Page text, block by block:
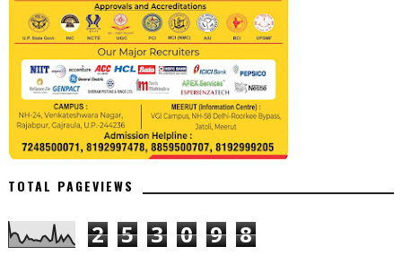
TOTAL PAGEVIEWS
2 5 3 0 9 8